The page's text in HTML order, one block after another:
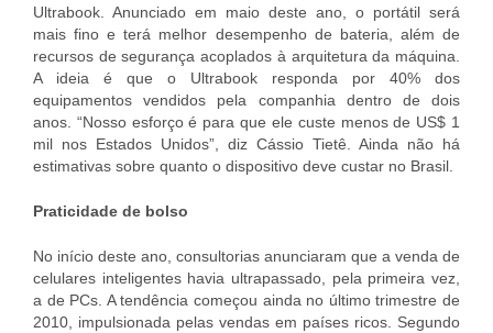
Ultrabook. Anunciado em maio deste ano, o portátil será
mais fino e terá melhor desempenho de bateria, além de
recursos de segurança acoplados à arquitetura da máquina.
A ideia é que o Ultrabook responda por 40% dos
equipamentos vendidos pela companhia dentro de dois
anos. “Nosso esforço é para que ele custe menos de US$ 1
mil nos Estados Unidos”, diz Cássio Tietê. Ainda não há
estimativas sobre quanto o dispositivo deve custar no Brasil.
Praticidade de bolso
No início deste ano, consultorias anunciaram que a venda de
celulares inteligentes havia ultrapassado, pela primeira vez,
a de PCs. A tendência começou ainda no último trimestre de
2010, impulsionada pelas vendas em países ricos. Segundo